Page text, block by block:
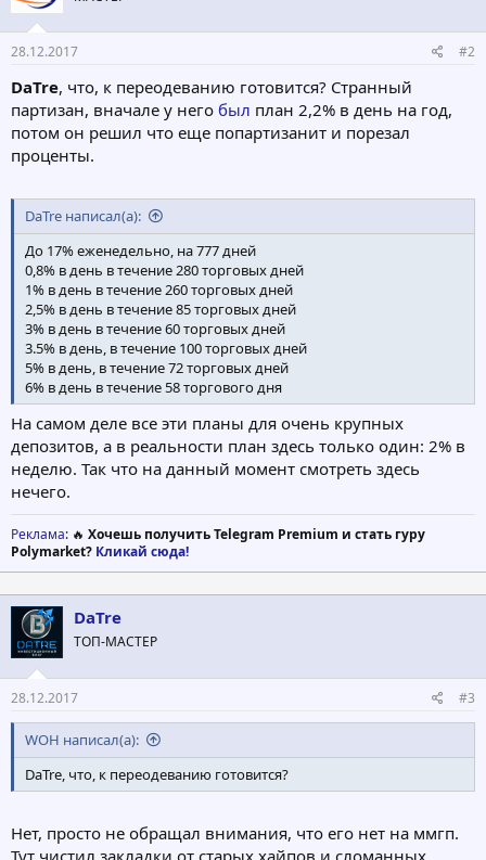
28.12.2017 #2
DaTre, что, к переодеванию готовится? Странный
партизан, вначале у него был план 2,2% в день на год,
потом он решил что еще попартизанит и порезал
проценты.
DaTre написал(а):
До 17% еженедельно, на 777 дней
0,8% в день в течение 280 торговых дней
1% в день в течение 260 торговых дней
2,5% в день в течение 85 торговых дней
3% в день в течение 60 торговых дней
3.5% в день, в течение 100 торговых дней
5% в день, в течение 72 торговых дней
6% в день в течение 58 торгового дня
На самом деле все эти планы для очень крупных
депозитов, а в реальности план здесь только один: 2% в
неделю. Так что на данный момент смотреть здесь
нечего.
Реклама: 🔥 Хочешь получить Telegram Premium и стать гуру
Polymarket? Кликай сюда!
DaTre
ТОП-МАСТЕР
28.12.2017 #3
WOH написал(а):
DaTre, что, к переодеванию готовится?
Нет, просто не обращал внимания, что его нет на ммгп.